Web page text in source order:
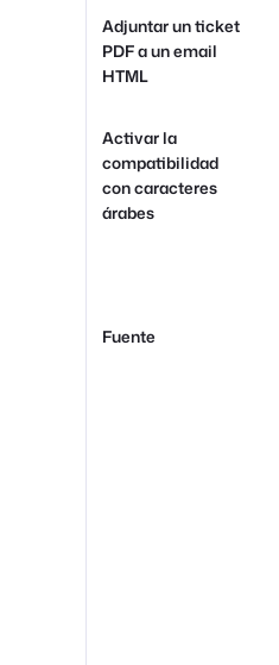
Adjuntar un ticket
PDF a un email
HTML
Activar la
compatibilidad
con caracteres
árabes
Fuente